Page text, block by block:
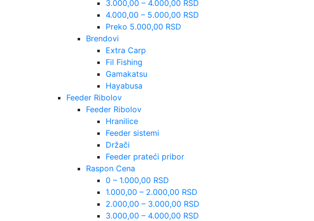
3.000,00 – 4.000,00 RSD
4.000,00 – 5.000,00 RSD
Preko 5.000,00 RSD
Brendovi
Extra Carp
Fil Fishing
Gamakatsu
Hayabusa
Feeder Ribolov
Feeder Ribolov
Hranilice
Feeder sistemi
Držači
Feeder prateći pribor
Raspon Cena
0 – 1.000,00 RSD
1.000,00 – 2.000,00 RSD
2.000,00 – 3.000,00 RSD
3.000,00 – 4.000,00 RSD